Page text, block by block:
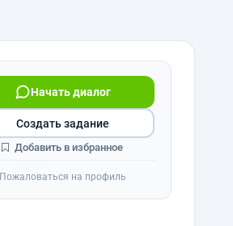
Начать диалог
Создать задание
Добавить в избранное
Пожаловаться на профиль